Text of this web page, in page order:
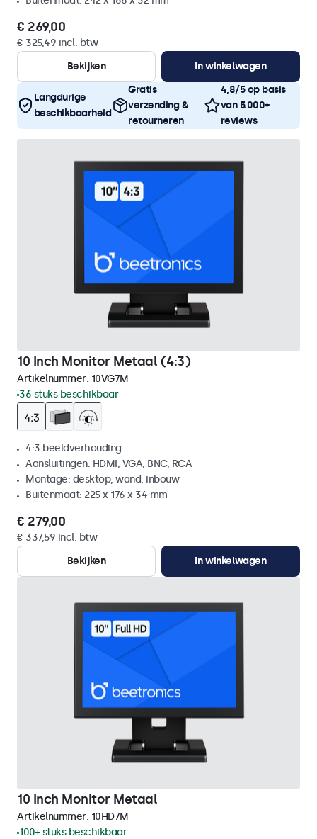
€ 269,00
€ 325,49 incl. btw
Bekijken
In winkelwagen
Langdurige
beschikbaarheid
Gratis
verzending &
retourneren
4,8/5 op basis
van 5.000+
reviews
10 Inch Monitor Metaal (4:3)
Artikelnummer: 10VG7M
36 stuks beschikbaar
4:3 beeldverhouding
Aansluitingen: HDMI, VGA, BNC, RCA
Montage: desktop, wand, inbouw
Buitenmaat: 225 x 176 x 34 mm
€ 279,00
€ 337,59 incl. btw
Bekijken
In winkelwagen
10 Inch Monitor Metaal
Artikelnummer: 10HD7M
100+ stuks beschikbaar